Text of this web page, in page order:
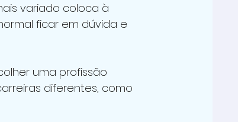
variado coloca à
ficar em dúvida e
uma profissão
diferentes, como